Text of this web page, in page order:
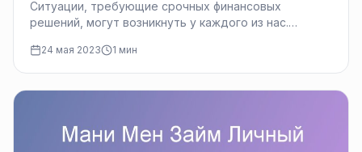
Ситуации, требующие срочных финансовых
решений, могут возникнуть у каждого из нас.
24 мая 2023 1 мин